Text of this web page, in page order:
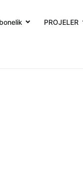
PROJELER